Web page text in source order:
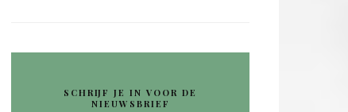
SCHRIJF JE IN VOOR DE
NIEUWSBRIEF